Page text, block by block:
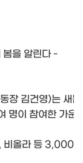
봄을 알린다 -
장 김건영)는 새
이 참여한 가운
비올라 등 3,000